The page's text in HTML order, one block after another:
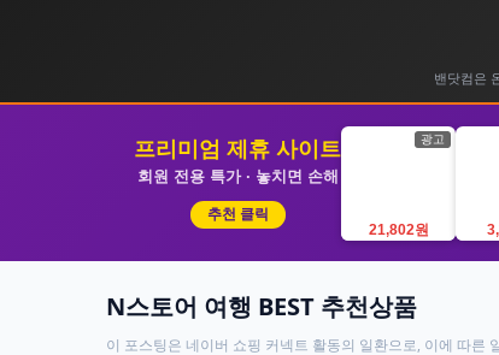
밴닷컴은
프리미엄 제휴 사이트
회원 전용 특가 · 놓치면 손해
추천 클릭
광고
21,802원
N스토어 여행 BEST 추천상품
이 포스팅은 네이버 쇼핑 커넥트 활동의 일환으로, 이에 따른